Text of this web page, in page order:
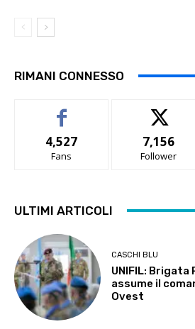
RIMANI CONNESSO
4,527
Fans
7,156
Follower
ULTIMI ARTICOLI
CASCHI BLU
UNIFIL: Brigata
assume il
Ovest